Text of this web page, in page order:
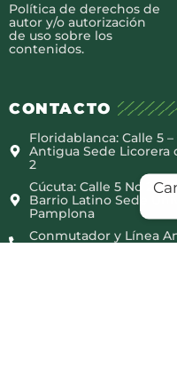
Política de derechos de
autor y/o autorización
de uso sobre los
contenidos.
CONTACTO
Floridablanca: Calle 5 –
Antigua Sede
2
Cúcuta: Calle 5 No 2-38
Barrio Latino Sede
Pamplona
Conmutador y Línea